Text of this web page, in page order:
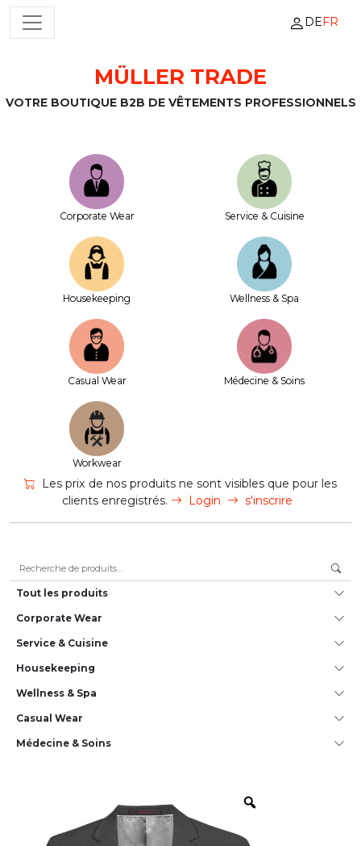
Passer au contenu
NAVIGATION PRINCIPALE DEFR
MÜLLER TRADE
VOTRE BOUTIQUE B2B DE VÊTEMENTS PROFESSIONNELS
Corporate Wear Service & Cuisine
House­keeping Wellness & Spa
Casual Wear Médecine & Soins
Workwear
Les prix de nos produits ne sont visibles que pour les
clients enregistrés.
Login s'inscrire
Tout les produits
Corporate Wear
Service & Cuisine
House­keeping
Wellness & Spa
Casual Wear
Médecine & Soins